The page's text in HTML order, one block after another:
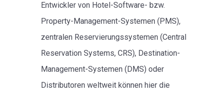
Entwickler von Hotel-Software- bzw.
Property-Management-Systemen (PMS),
zentralen Reservierungssystemen (Central
Reservation Systems, CRS), Destination-
Management-Systemen (DMS) oder
Distributoren weltweit können hier die